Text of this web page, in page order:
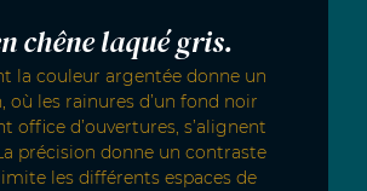
chêne laqué gris.
la couleur argentée donne un
où les rainures d’un fond noir
office d’ouvertures, s’alignent
précision donne un contraste
les différents espaces de